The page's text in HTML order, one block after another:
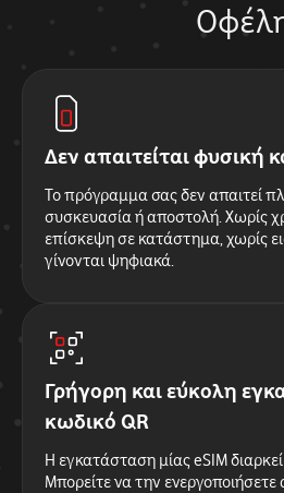
Δεν απαιτείται φυσική
Το πρόγραμμα σας δεν απαιτεί
συσκευασία ή αποστολή. Χωρίς
επίσκεψη σε κατάστημα, χωρίς
γίνονται ψηφιακά.
Γρήγορη και εύκολη
κωδικό QR
Η εγκατάσταση μίας eSIM
Μπορείτε να την